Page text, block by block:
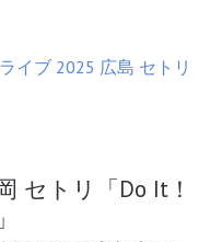
セトリ「Do It！